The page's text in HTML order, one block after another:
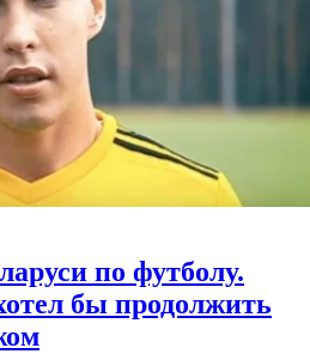
по футболу.
бы продолжить